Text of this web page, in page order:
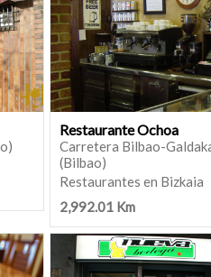
Restaurante Ochoa
Carretera Bilbao-
(Bilbao)
Restaurantes en Bizkaia
2,992.01 Km